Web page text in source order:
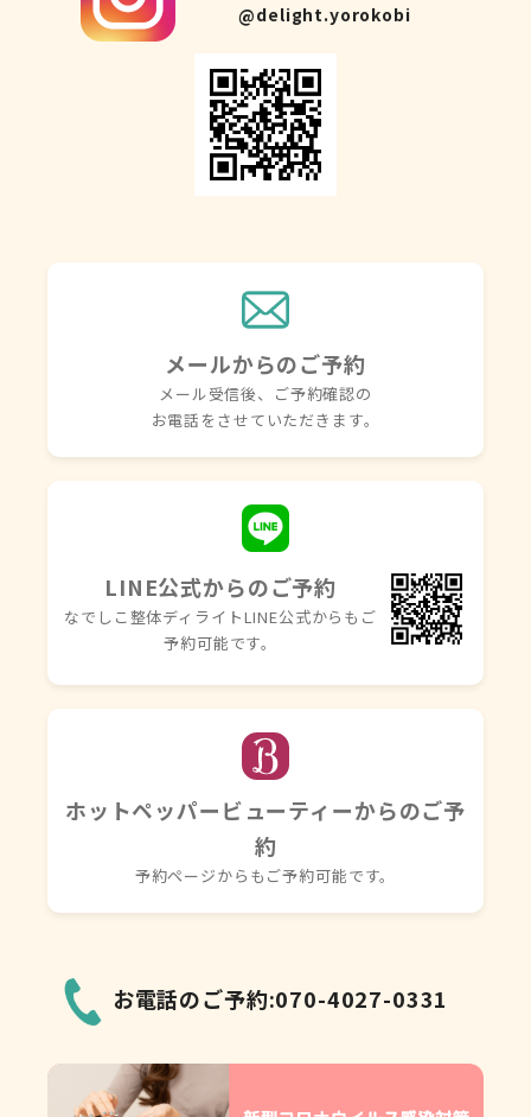
@delight.yorokobi
メールからのご予約
メール受信後、ご予約確認の
お電話をさせていただきます。
LINE公式からのご予約
なでしこ整体ディライトLINE公式からもご
予約可能です。
ホットペッパービューティーからのご予
約
予約ページからもご予約可能です。
お電話のご予約:070-4027-0331